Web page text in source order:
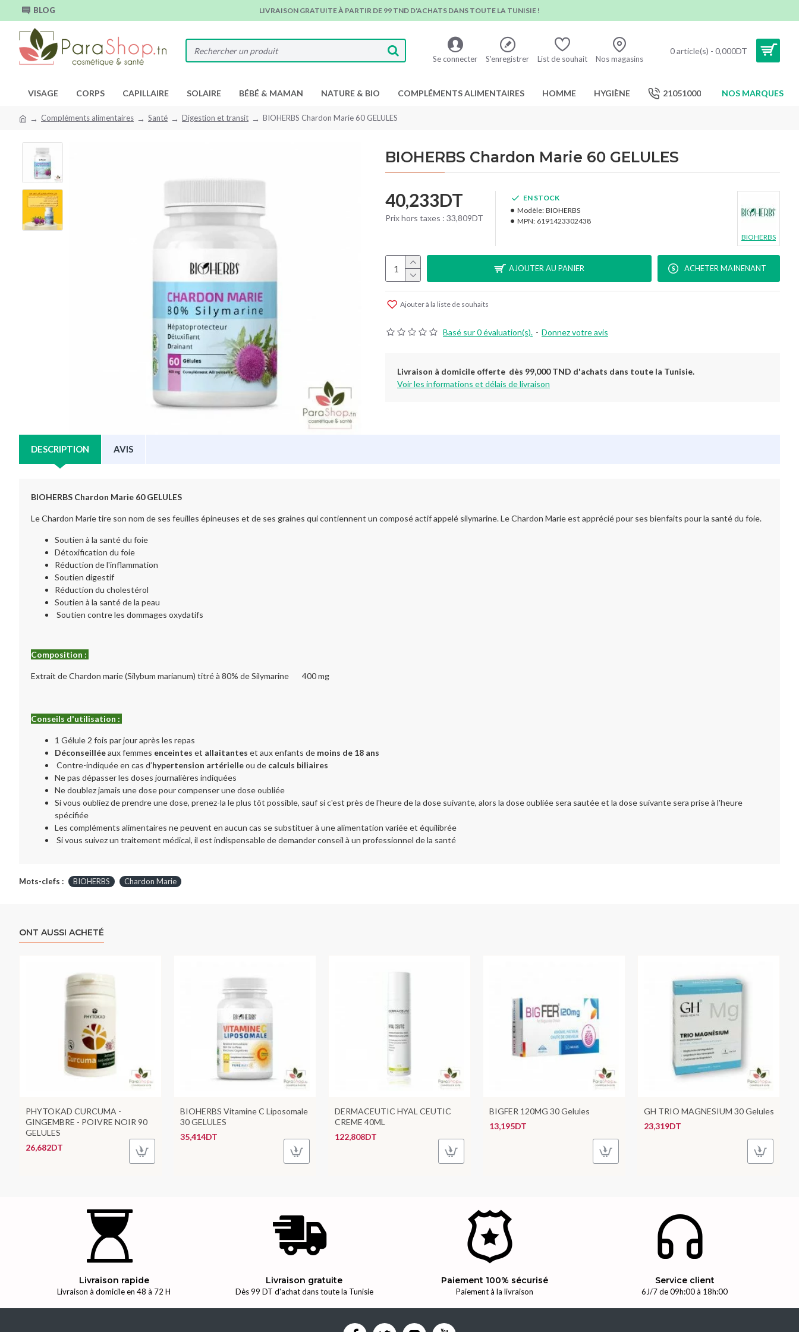
BLOG LIVRAISON GRATUITE À PARTIR DE 99 TND D'ACHATS DANS TOUTE LA TUNISIE !
Se connecter S'enregistrer List de souhait Nos magasins
0 article(s) - 0,000DT
VISAGE CORPS CAPILLAIRE SOLAIRE BÉBÉ & MAMAN NATURE & BIO COMPLÉMENTS ALIMENTAIRES HOMME HYGIÈNE 21051000 NOS MARQUES
Compléments alimentaires Santé Digestion et transit BIOHERBS Chardon Marie 60 GELULES
BIOHERBS Chardon Marie 60 GELULES
Basé sur 0 évaluation(s). - Donnez votre avis
40,233DT
Prix hors taxes : 33,809DT
EN STOCK
Modèle: BIOHERBS
MPN: 6191423302438
BIOHERBS
AJOUTER AU PANIER ACHETER MAINENANT
Ajouter à la liste de souhaits
Livraison à domicile offerte dès 99,000 TND d'achats dans toute la Tunisie.
Voir les informations et délais de livraison
DESCRIPTION AVIS
BIOHERBS Chardon Marie 60 GELULES
Le Chardon Marie tire son nom de ses feuilles épineuses et de ses graines qui contiennent un composé actif appelé silymarine. Le Chardon Marie est apprécié pour ses bienfaits pour la santé du foie.
Soutien à la santé du foie
Détoxification du foie
Réduction de l'inflammation
Soutien digestif
Réduction du cholestérol
Soutien à la santé de la peau
Soutien contre les dommages oxydatifs
Composition :
Extrait de Chardon marie (Silybum marianum) titré à 80% de Silymarine 400 mg
Conseils d'utilisation :
1 Gélule 2 fois par jour après les repas
Déconseilléeaux femmes enceintes et allaitantes et aux enfants de moins de 18 ans
Contre-indiquée en cas d’hypertension artérielleou de calculs biliaires
Ne pas dépasser les doses journalières indiquées
Ne doublez jamais une dose pour compenser une dose oubliée
Si vous oubliez de prendre une dose, prenez-la le plus tôt possible, sauf si c'est près de l'heure de la dose suivante, alors la dose oubliée sera sautée et la dose suivante sera prise à l'heure
spécifiée
Les compléments alimentaires ne peuvent en aucun cas se substituer à une alimentation variée et équilibrée
Si vous suivez un traitement médical, il est indispensable de demander conseil à un professionnel de la santé
Mots-clefs : BIOHERBS Chardon Marie
ONT AUSSI ACHETÉ
PHYTOKAD CURCUMA -
GINGEMBRE - POIVRE NOIR 90
GELULES
26,682DT
BIOHERBS Vitamine C Liposomale
30 GELULES
35,414DT
DERMACEUTIC HYAL CEUTIC
CREME 40ML
122,808DT
BIGFER 120MG 30 Gelules
13,195DT
GH TRIO MAGNESIUM 30 Gelules
23,319DT
Livraison rapide
Livraison à domicile en 48 à 72 H
Livraison gratuite
Dès 99 DT d'achat dans toute la Tunisie
Paiement 100% sécurisé
Paiement à la livraison
Service client
6J/7 de 09h:00 à 18h:00